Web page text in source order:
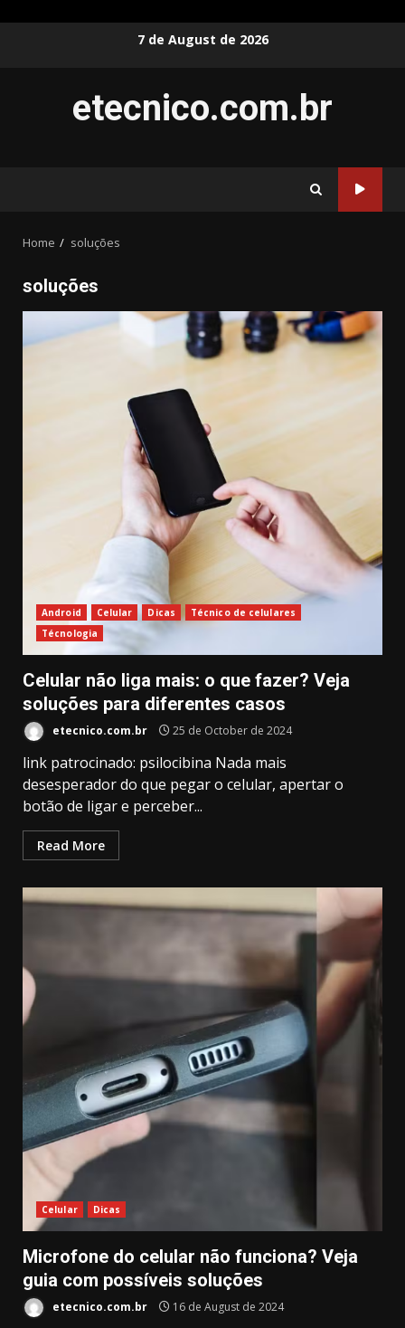
7 de August de 2026
etecnico.com.br
Home soluções
soluções
Android Celular Dicas
Técnico de celulares
Técnologia
Celular não liga mais: o que fazer? Veja
soluções para diferentes casos
etecnico.com.br 25 de October de 2024
link patrocinado: psilocibina Nada mais
desesperador do que pegar o celular, apertar o
botão de ligar e perceber...
Read More
Celular Dicas
Microfone do celular não funciona? Veja
guia com possíveis soluções
etecnico.com.br 16 de August de 2024